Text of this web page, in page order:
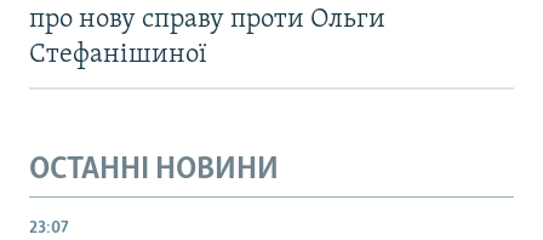
про нову справу проти Ольги
Стефанішиної
ОСТАННІ НОВИНИ
23:07